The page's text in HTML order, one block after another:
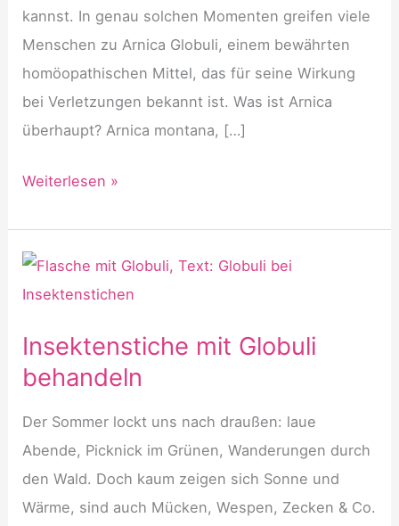
kannst. In genau solchen Momenten greifen viele
Menschen zu Arnica Globuli, einem bewährten
homöopathischen Mittel, das für seine Wirkung
bei Verletzungen bekannt ist. Was ist Arnica
überhaupt? Arnica montana, […]
Arnica
–
sanfte
bei
körperlichen
Weiterlesen »
Insektenstiche mit Globuli
behandeln
Der Sommer lockt uns nach draußen: laue
Abende, Picknick im Grünen, Wanderungen durch
den Wald. Doch kaum zeigen sich Sonne und
Wärme, sind auch Mücken, Wespen, Zecken & Co.